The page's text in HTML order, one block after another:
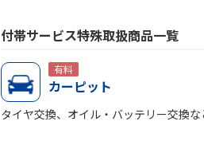
付帯サービス特殊取扱商品一覧
有料
カーピット
タイヤ交換、オイル・バッテリー交換